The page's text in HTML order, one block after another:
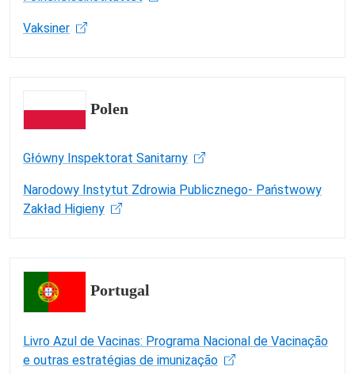
Vaksiner
Polen
Główny Inspektorat Sanitarny
Narodowy Instytut Zdrowia Publicznego- Państwowy
Zakład Higieny
Portugal
Livro Azul de Vacinas: Programa Nacional de Vacinação
e outras estratégias de imunização